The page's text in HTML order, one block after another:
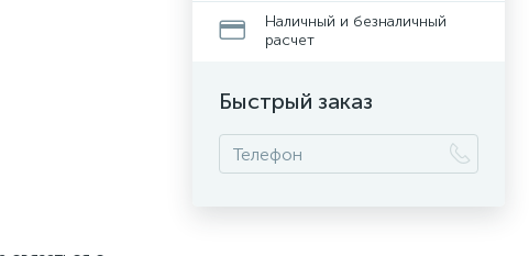
Наличный и безналичный
расчет
Быстрый заказ